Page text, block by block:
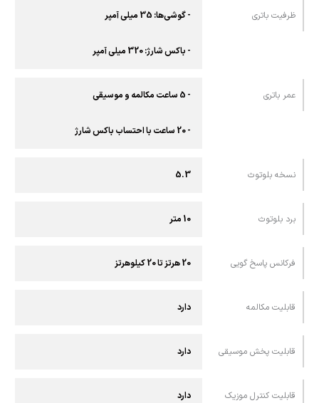
ظرفیت باتری - گوشی‌ها: 35 میلی آمپر
- باکس شارژ: 320 میلی آمپر
عمر باتری - 5 ساعت مکالمه و موسیقی
- 20 ساعت با احتساب باکس شارژ
نسخه بلوتوث 5.3
برد بلوتوث 10 متر
فرکانس پاسخ گویی 20 هرتز تا 20 کیلوهرتز
قابلیت مکالمه دارد
قابلیت پخش موسیقی دارد
قابلیت کنترل موزیک دارد